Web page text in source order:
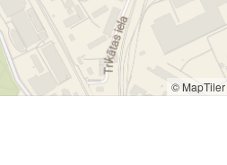
© MapTiler